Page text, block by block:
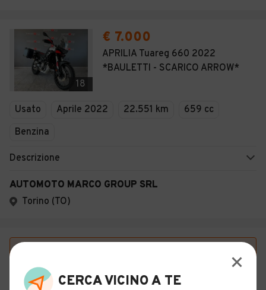
18
€ 7.000
APRILIA Tuareg 660 2022
*BAULETTI - SCARICO ARROW*
Usato Aprile 2022 22.551 km
659 cc
Benzina
Descrizione
AUTOMOTO MARCO GROUP SRL
Torino (TO)
annunci con queste caratteristiche?
CERCA VICINO A TE